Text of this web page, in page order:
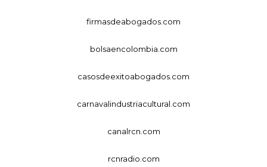
firmasdeabogados.com
bolsaencolombia.com
casosdeexitoabogados.com
carnavalindustriacultural.com
canalrcn.com
rcnradio.com